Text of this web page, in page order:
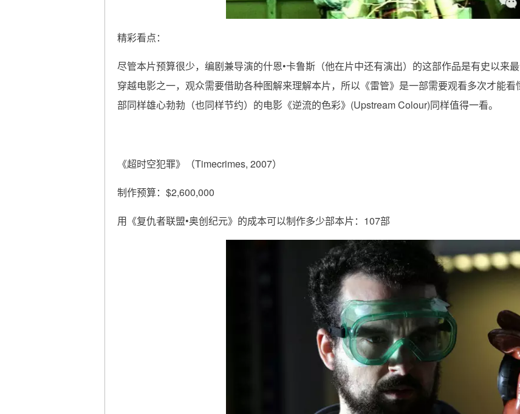
精彩看点：
尽管本片预算很少，编剧兼导演的什恩•卡鲁斯（他在片中还有演出）的这部作品是有史以来
穿越电影之一，观众需要借助各种图解来理解本片，所以《雷管》是一部需要观看多次才能
部同样雄心勃勃（也同样节约）的电影《逆流的色彩》(Upstream Colour)同样值得一看。
《超时空犯罪》（Timecrimes, 2007）
制作预算：$2,600,000
用《复仇者联盟•奥创纪元》的成本可以制作多少部本片：107部